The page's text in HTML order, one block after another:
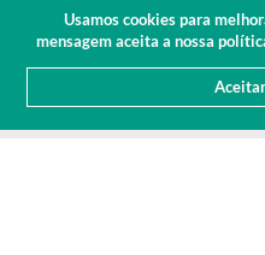
Usamos cookies para
mensagem aceita a nossa